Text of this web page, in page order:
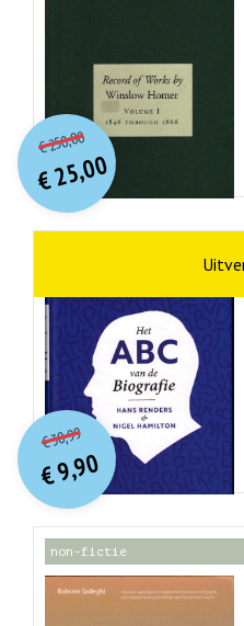
€250,00O
orspr
onkelijke
prijs
was:
€ 250,00.
€25,00
Huidige
prijs
is:
€ 25,00.
€30,99O
orspr
onkelijke
prijs
was:
€ 30,99.
€9,90
Huidige
prijs
is:
€ 9,90.
non-fictie